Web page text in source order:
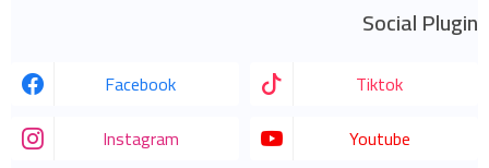
Social Plugin
Facebook
Tiktok
Instagram
Youtube